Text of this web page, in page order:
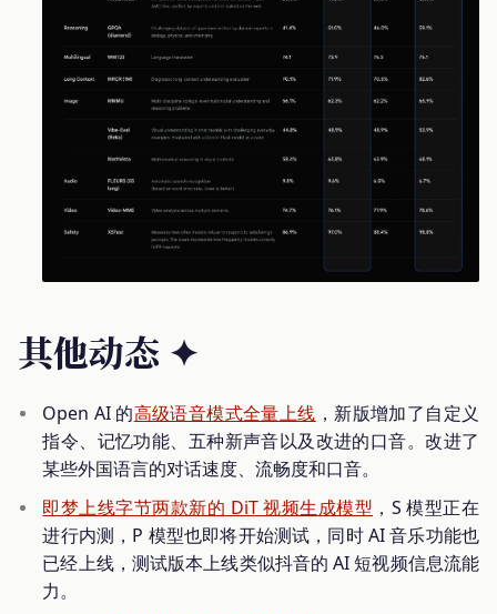
其他动态 ✦
Open AI 的高级语音模式全量上线 ，新版增加了自定义
指令、记忆功能、五种新声音以及改进的口音。改进了
某些外国语言的对话速度、流畅度和口音。
即梦上线字节两款新的 DiT 视频生成模型 ，S 模型正在
进行内测，P 模型也即将开始测试，同时 AI 音乐功能也
已经上线，测试版本上线类似抖音的 AI 短视频信息流能
力。